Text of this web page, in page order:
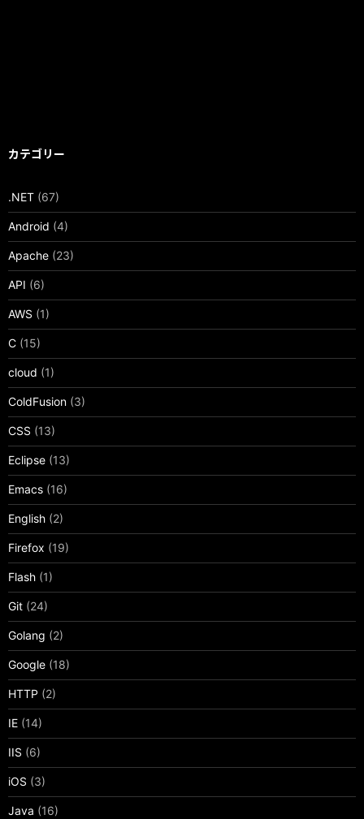
カテゴリー
.NET (67)
Android (4)
Apache (23)
API (6)
AWS (1)
C (15)
cloud (1)
ColdFusion (3)
CSS (13)
Eclipse (13)
Emacs (16)
English (2)
Firefox (19)
Flash (1)
Git (24)
Golang (2)
Google (18)
HTTP (2)
IE (14)
IIS (6)
iOS (3)
Java (16)